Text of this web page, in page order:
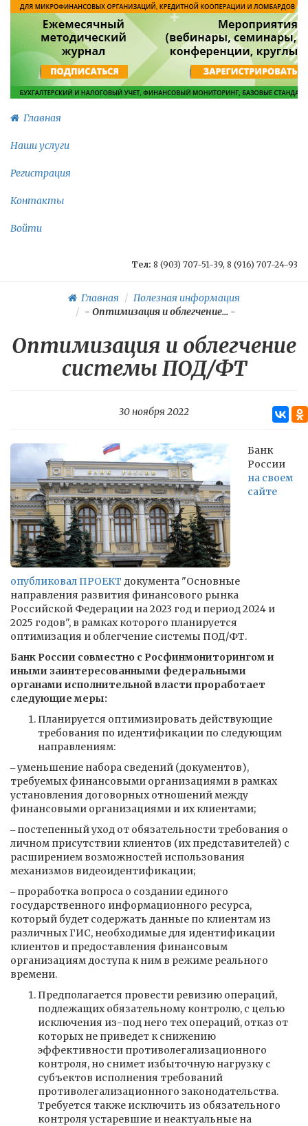
Главная
Наши услуги
Регистрация
Контакты
Войти
Тел: 8 (903) 707-51-39, 8 (916) 707-24-93
Главная
Полезная информация
- Оптимизация и облегчение... -
Оптимизация и облегчение
системы ПОД/ФТ
30 ноября 2022
Банк
России
на своем
сайте
опубликовал ПРОЕКТ документа "Основные
направления развития финансового рынка
Российской Федерации на 2023 год и период 2024 и
2025 годов", в рамках которого планируется
оптимизация и облегчение системы ПОД/ФТ.
Банк России совместно с Росфинмониторингом и
иными заинтересованными федеральными
органами исполнительной власти проработает
следующие меры:
Планируется оптимизировать действующие
требования по идентификации по следующим
направлениям:
‒ уменьшение набора сведений (документов),
требуемых финансовыми организациями в рамках
установления договорных отношений между
финансовыми организациями и их клиентами;
‒ постепенный уход от обязательности требования о
личном присутствии клиентов (их представителей) с
расширением возможностей использования
механизмов видеоидентификации;
‒ проработка вопроса о создании единого
государственного информационного ресурса,
который будет содержать данные по клиентам из
различных ГИС, необходимые для идентификации
клиентов и предоставления финансовым
организациям доступа к ним в режиме реального
времени.
Предполагается провести ревизию операций,
подлежащих обязательному контролю, с целью
исключения из-под него тех операций, отказ от
которых не приведет к снижению
эффективности противолегализационного
контроля, но снимет избыточную нагрузку с
субъектов исполнения требований
противолегализационного законодательства.
Требуется также исключить из обязательного
контроля устаревшие и неактуальные на